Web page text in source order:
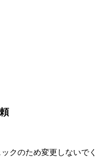
クのため変更しないでく